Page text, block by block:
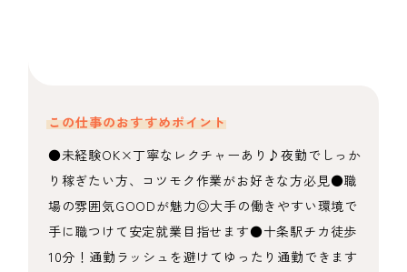
この仕事のおすすめポイント
●未経験OK×丁寧なレクチャーあり♪夜勤でしっか
り稼ぎたい方、コツモク作業がお好きな方必見●職
場の雰囲気GOODが魅力◎大手の働きやすい環境で
手に職つけて安定就業目指せます●十条駅チカ徒歩
10分！通勤ラッシュを避けてゆったり通勤できます